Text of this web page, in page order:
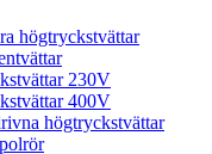
högtryckstvättar
230V
400V
högtryckstvättar